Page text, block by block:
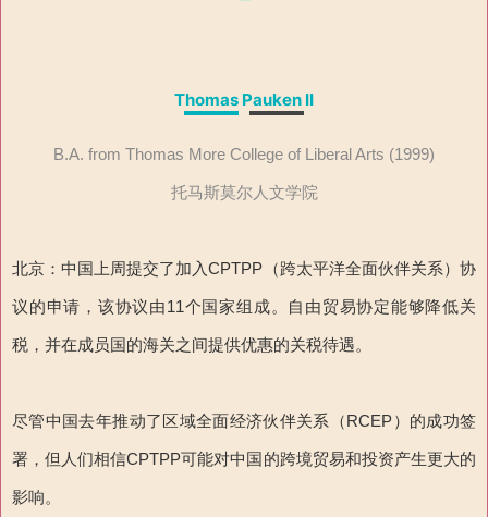
Thomas Pauken II
B.A. from Thomas More College of Liberal Arts (1999)
托马斯莫尔人文学院
北京：中国上周提交了加入CPTPP（跨太平洋全面伙伴关系）协
议的申请，该协议由11个国家组成。自由贸易协定能够降低关
税，并在成员国的海关之间提供优惠的关税待遇。
尽管中国去年推动了区域全面经济伙伴关系（RCEP）的成功签
署，但人们相信CPTPP可能对中国的跨境贸易和投资产生更大的
影响。